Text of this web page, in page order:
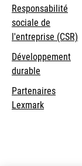
s’ouvre
dans
un
nouvel
onglet
Responsabilité
sociale de
l'entreprise (CSR)
Développement
durable
Partenaires
Lexmark